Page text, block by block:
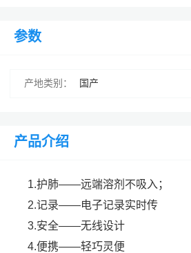
参数
产地类别： 国产
产品介绍
1.护肺——远端溶剂不吸入；
2.记录——电子记录实时传
3.安全——无线设计
4.便携——轻巧灵便